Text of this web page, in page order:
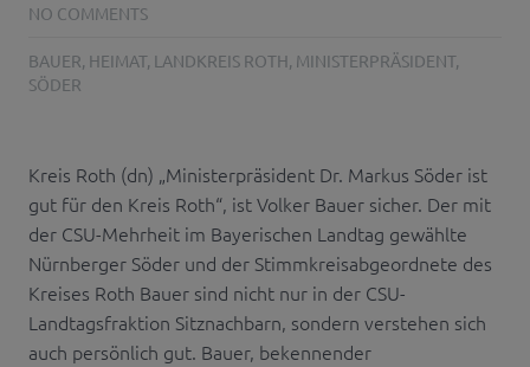
NO COMMENTS
BAUER, HEIMAT, LANDKREIS ROTH, MINISTERPRÄSIDENT,
SÖDER
Kreis Roth (dn) „Ministerpräsident Dr. Markus Söder ist
gut für den Kreis Roth“, ist Volker Bauer sicher. Der mit
der CSU-Mehrheit im Bayerischen Landtag gewählte
Nürnberger Söder und der Stimmkreisabgeordnete des
Kreises Roth Bauer sind nicht nur in der CSU-
Landtagsfraktion Sitznachbarn, sondern verstehen sich
auch persönlich gut. Bauer, bekennender